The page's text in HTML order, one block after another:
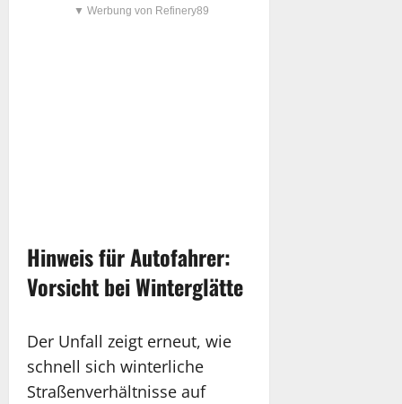
▼ Werbung von Refinery89
Hinweis für Autofahrer:
Vorsicht bei Winterglätte
Der Unfall zeigt erneut, wie
schnell sich winterliche
Straßenverhältnisse auf